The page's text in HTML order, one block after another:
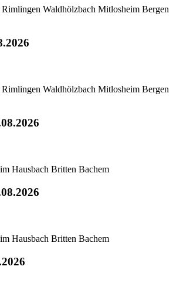
Rimlingen Waldhölzbach Mitlosheim Bergen
Rimlingen Waldhölzbach Mitlosheim Bergen
Hausbach Britten Bachem
Hausbach Britten Bachem